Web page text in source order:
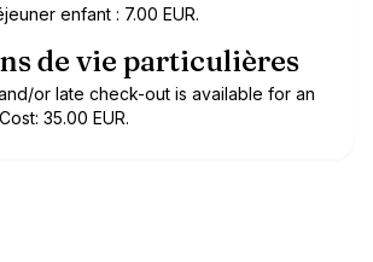
enfant : 7.00 EUR.
de vie particulières
or late check-out is available for an
35.00 EUR.